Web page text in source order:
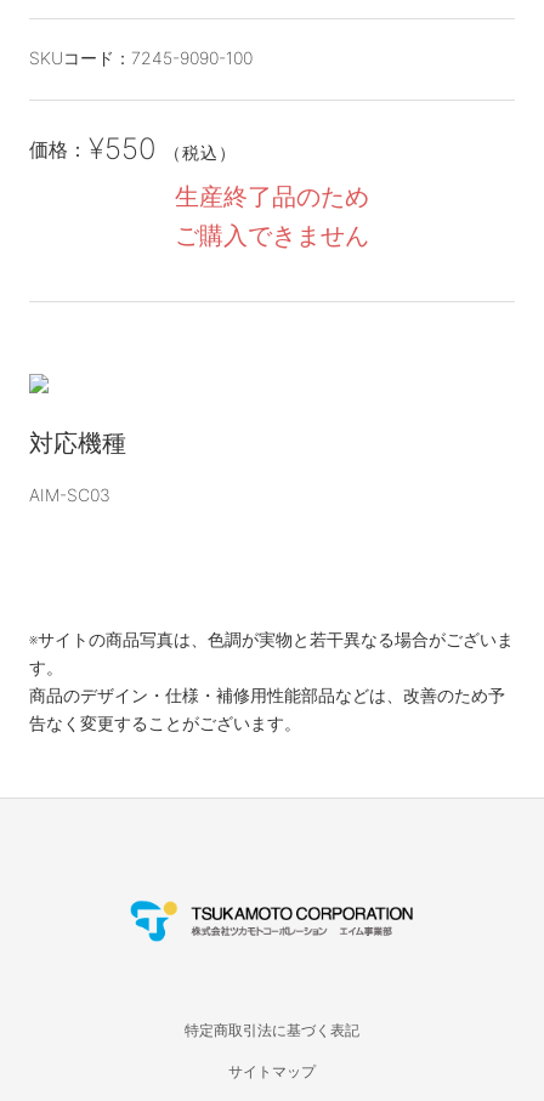
SKUコード： 7245-9090-100
価格： ¥550 （税込）
生産終了品のため
ご購入できません
対応機種
AIM-SC03
※サイトの商品写真は、色調が実物と若干異なる場合がございま
す。
商品のデザイン・仕様・補修用性能部品などは、改善のため予
告なく変更することがございます。
特定商取引法に基づく表記
サイトマップ